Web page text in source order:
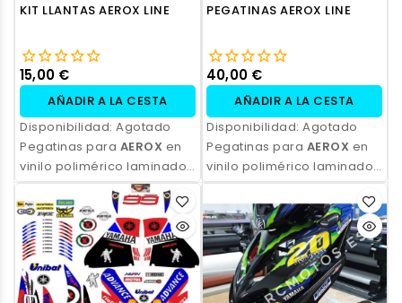
KIT LLANTAS AEROX LINE
15,00 €
AÑADIR A LA CESTA
Disponibilidad: Agotado
Pegatinas para AEROX en
vinilo polimérico laminado,
impresas con tinta
ecosolvente. Alta
resistencia, acabado
profesional y opción de
personalización.
PEGATINAS AEROX LINE
40,00 €
AÑADIR A LA CESTA
Disponibilidad: Agotado
Pegatinas para AEROX en
vinilo polimérico laminado,
impresas con tinta
ecosolvente. Alta
resistencia, acabado
profesional y opción de
personalización.